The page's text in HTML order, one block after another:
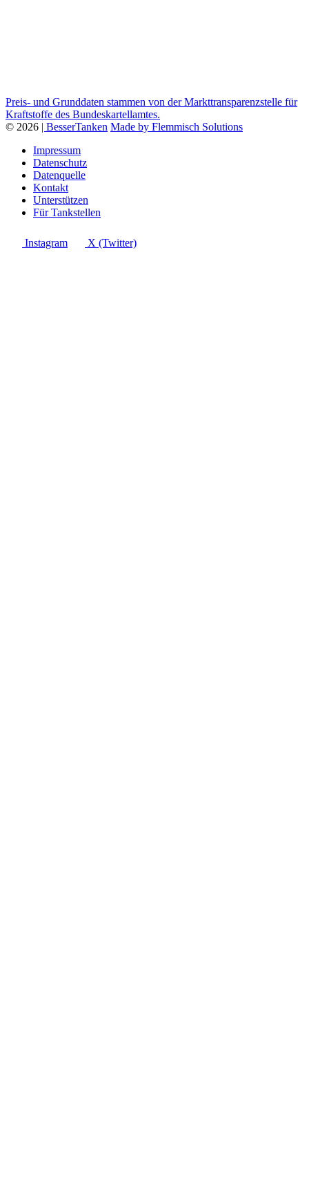
Preis- und Grunddaten stammen von der Markttransparenzstelle für
Kraftstoffe des Bundeskartellamtes.
© 2026 | BesserTanken Made by Flemmisch Solutions
Impressum
Datenschutz
Datenquelle
Kontakt
Unterstützen
Für Tankstellen
Instagram X (Twitter)